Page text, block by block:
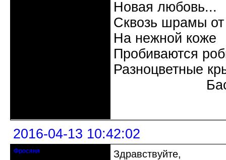
Новая любовь...
Сквозь шрамы
На нежной коже
Пробиваются
Разноцветные
2016-04-13 10:42:02
Фросяня
Здравствуйте,